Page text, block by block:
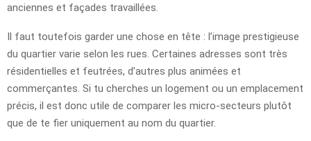
anciennes et façades travaillées.
Il faut toutefois garder une chose en tête : l’image prestigieuse
du quartier varie selon les rues. Certaines adresses sont très
résidentielles et feutrées, d’autres plus animées et
commerçantes. Si tu cherches un logement ou un emplacement
précis, il est donc utile de comparer les micro-secteurs plutôt
que de te fier uniquement au nom du quartier.